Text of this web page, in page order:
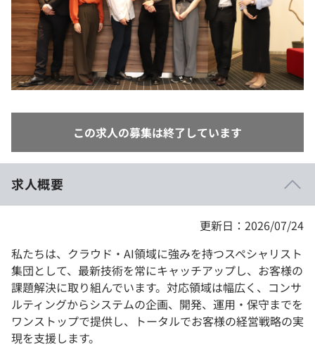
就活成功ガイド
プラン
個人向けプラン
法人向けプラン
学校向けプラン
この求人の募集は終了しています
求人概要
更新日：2026/07/24
私たちは、クラウド・AI領域に強みを持つスペシャリスト
集団として、最新技術を常にキャッチアップし、お客様の
課題解決に取り組んでいます。対応領域は幅広く、コンサ
ルティングからシステムの企画、開発、運用・保守までを
ワンストップで提供し、トータルでお客様の経営戦略の実
現を支援します。